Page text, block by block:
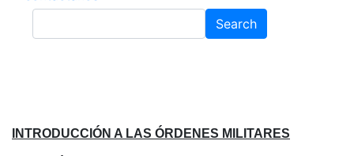
Search
INTRODUCCIÓN A LAS ÓRDENES MILITARES